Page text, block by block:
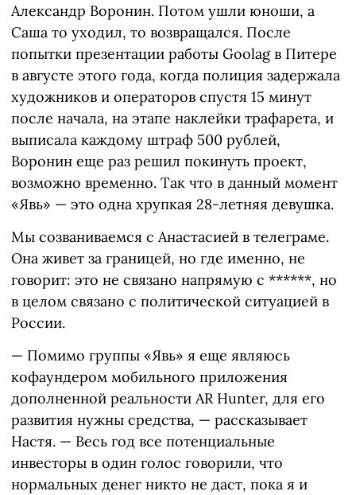
Александр Воронин. Потом ушли юноши, а
Саша то уходил, то возвращался. После
попытки презентации работы Goolag в Питере
в августе этого года, когда полиция задержала
художников и операторов спустя 15 минут
после начала, на этапе наклейки трафарета, и
выписала каждому штраф 500 рублей,
Воронин еще раз решил покинуть проект,
возможно временно. Так что в данный момент
«Явь» — это одна хрупкая 28-летняя девушка.
Мы созваниваемся с Анастасией в телеграме.
Она живет за границей, но где именно, не
говорит: это не связано напрямую с ******, но
в целом связано с политической ситуацией в
России.
— Помимо группы «Явь» я еще являюсь
кофаундером мобильного приложения
дополненной реальности AR Hunter, для его
развития нужны средства, — рассказывает
Настя. — Весь год все потенциальные
инвесторы в один голос говорили, что
нормальных денег никто не даст, пока я и